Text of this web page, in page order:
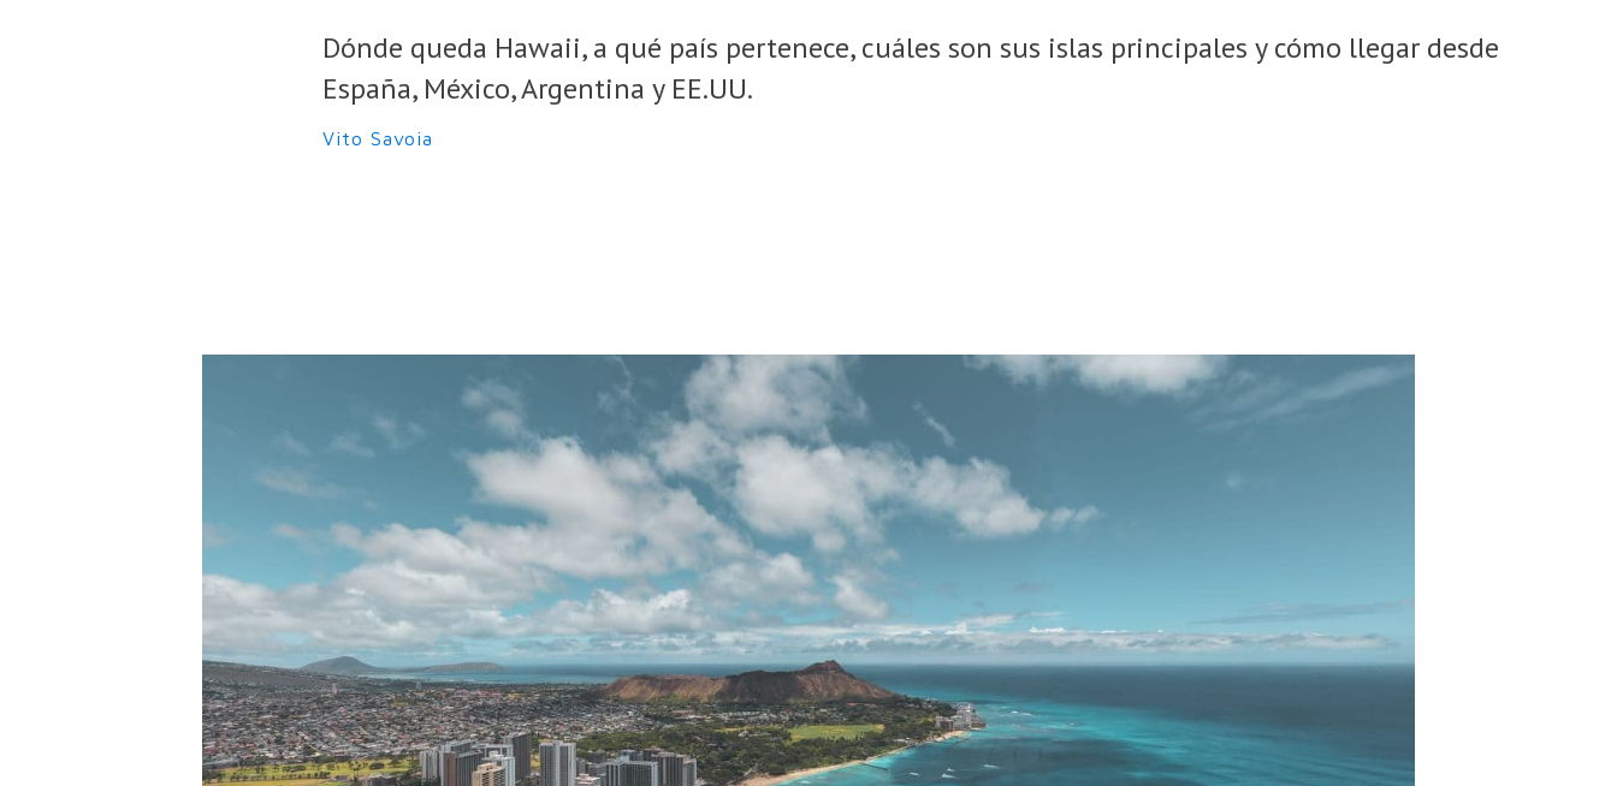
Dónde queda Hawaii, a qué país pertenece, cuáles son sus islas principales y cómo llegar desde
España, México, Argentina y EE.UU.
Vito Savoia